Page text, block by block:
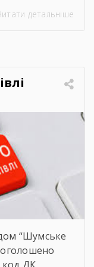
у доросле
з
[…]
детальніше
“Шумське